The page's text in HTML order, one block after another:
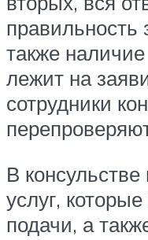
правильность
также
лежит на
сотрудники
В
услуг,
подачи, а